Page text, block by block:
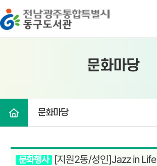
전남광주통합특별시 동구도서관
문화마당
문화마당
문화행사 [지원2동/성인]Jazz in Life